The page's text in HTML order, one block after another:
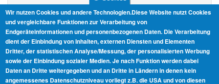
Informationen
AGB
Datenschutz
Impressum
Wir nutzen Cookies und andere Technologien.Diese Website nutzt Cookies
und vergleichbare Funktionen zur Verarbeitung von
Endgeräteinformationen und personenbezogenen Daten. Die Verarbeitung
dient der Einbindung von Inhalten, externen Diensten und Elementen
Dritter, der statistischen Analyse/Messung, der personalisierten Werbung
sowie der Einbindung sozialer Medien. Je nach Funktion werden dabei
Daten an Dritte weitergegeben und an Dritte in Ländern in denen kein
angemessenes Datenschutzniveau vorliegt z.B. die USA und von diesen